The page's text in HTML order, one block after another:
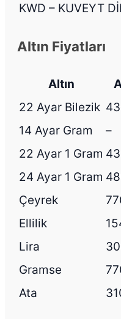
KWD – KUVEYT
Altın Fiyatları
Altın
22 Ayar Bilezik
14 Ayar Gram
–
22 Ayar 1 Gram
24 Ayar 1 Gram
Çeyrek
Ellilik
Lira
Gramse
Ata